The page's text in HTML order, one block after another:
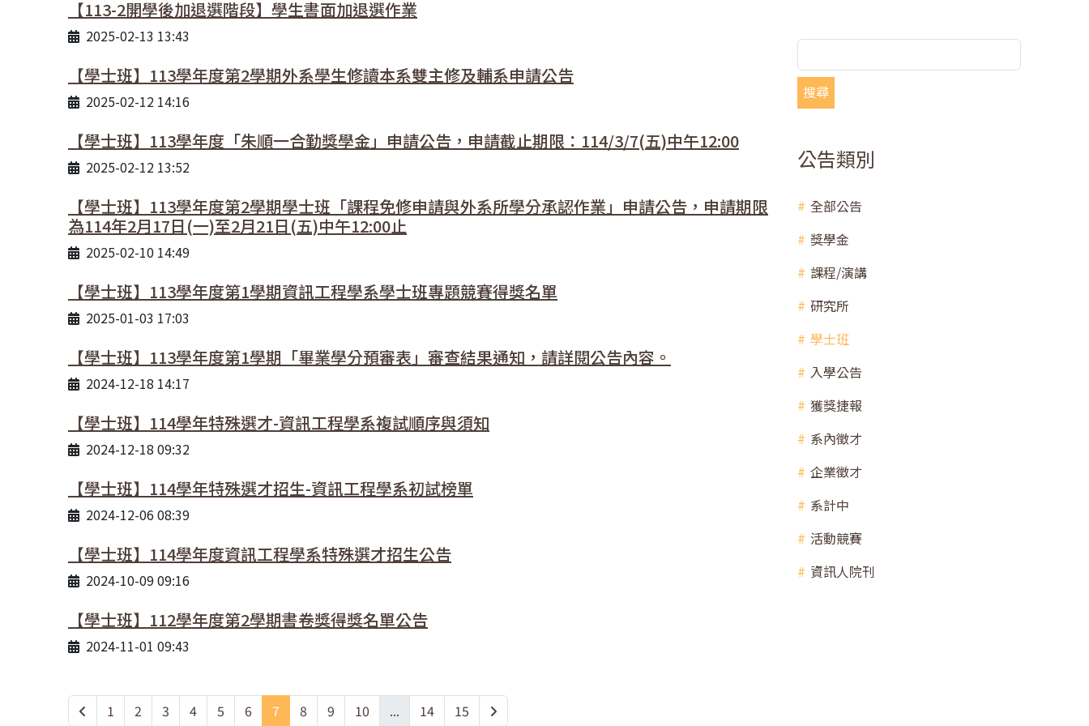
【113-2開學後加退選階段】學生書面加退選作業
2025-02-13 13:43
【學士班】113學年度第2學期外系學生修讀本系雙主修及輔系申請公告
2025-02-12 14:16
【學士班】113學年度「朱順一合勤獎學金」申請公告，申請截止期限：114/3/7(五)中午12:00
2025-02-12 13:52
【學士班】113學年度第2學期學士班「課程免修申請與外系所學分承認作業」申請公告，申請期限
為114年2月17日(一)至2月21日(五)中午12:00止
2025-02-10 14:49
【學士班】113學年度第1學期資訊工程學系學士班專題競賽得獎名單
2025-01-03 17:03
【學士班】113學年度第1學期「畢業學分預審表」審查結果通知，請詳閱公告內容。
2024-12-18 14:17
【學士班】114學年特殊選才-資訊工程學系複試順序與須知
2024-12-18 09:32
【學士班】114學年特殊選才招生-資訊工程學系初試榜單
2024-12-06 08:39
【學士班】114學年度資訊工程學系特殊選才招生公告
2024-10-09 09:16
【學士班】112學年度第2學期書卷獎得獎名單公告
2024-11-01 09:43
1 2 3 4 5 6 7 8 9 10 ... 14 15
搜尋
公告類別
全部公告
獎學金
課程/演講
研究所
學士班
入學公告
獲獎捷報
系內徵才
企業徵才
系計中
活動競賽
資訊人院刊